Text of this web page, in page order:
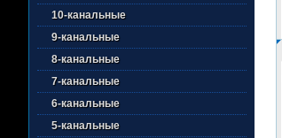
10-канальные
9-канальные
8-канальные
7-канальные
6-канальные
5-канальные